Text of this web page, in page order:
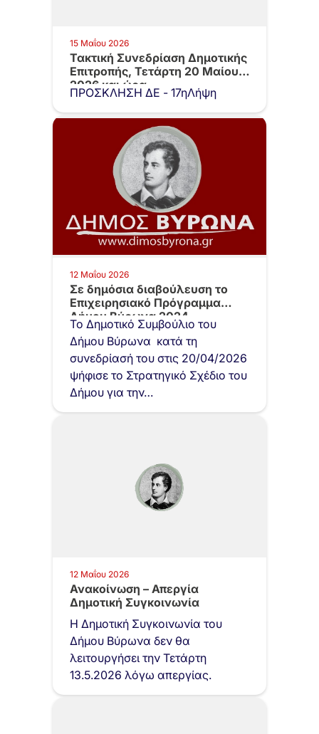
15 Μαΐου 2026
Τακτική Συνεδρίαση Δημοτικής
Επιτροπής, Τετάρτη 20 Μαίου
2026 και ώρα…
ΠΡΟΣΚΛΗΣΗ ΔΕ - 17ηΛήψη
12 Μαΐου 2026
Σε δημόσια διαβούλευση το
Επιχειρησιακό Πρόγραμμα
Δήμου Βύρωνα 2024 –…
Το Δημοτικό Συμβούλιο του
Δήμου Βύρωνα κατά τη
συνεδρίασή του στις 20/04/2026
ψήφισε το Στρατηγικό Σχέδιο του
Δήμου για την…
12 Μαΐου 2026
Ανακοίνωση – Απεργία
Δημοτική Συγκοινωνία
Η Δημοτική Συγκοινωνία του
Δήμου Βύρωνα δεν θα
λειτουργήσει την Τετάρτη
13.5.2026 λόγω απεργίας.